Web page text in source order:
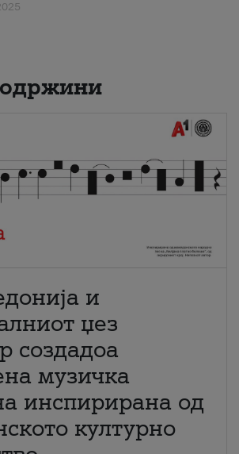
и
џез
создадоа
музичка
инспирирана од
културно